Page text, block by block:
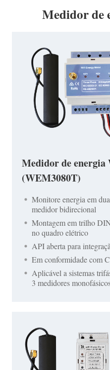
Medidor de
Medidor de
(WEM3080T)
Monitore energia em
medidor bidirecional
Montagem em trilho
no quadro elétrico
API aberta para
Em conformidade com
Aplicável a sistemas
3 medidores